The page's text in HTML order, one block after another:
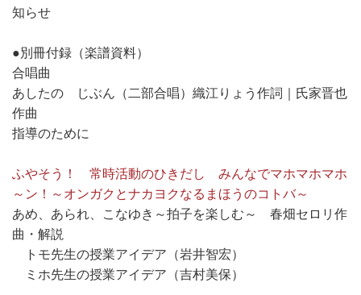
知らせ
●別冊付録（楽譜資料）
合唱曲
あしたの じぶん（二部合唱）織江りょう作詞｜氏家晋也
作曲
指導のために
ふやそう！ 常時活動のひきだし みんなでマホマホマホ
～ン！～オンガクとナカヨクなるまほうのコトバ～
あめ、あられ、こなゆき～拍子を楽しむ～ 春畑セロリ作
曲・解説
トモ先生の授業アイデア（岩井智宏）
ミホ先生の授業アイデア（吉村美保）